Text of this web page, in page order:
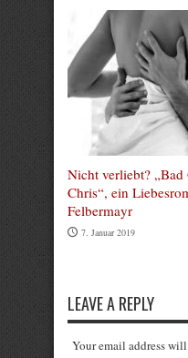
Nicht verliebt?
Chris“, ein
Felbermayr
7. Januar 2019
LEAVE A REPLY
Your email address